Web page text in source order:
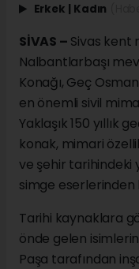
Erkek | Kadın
SİVAS – Sivas kent
Nalbantlarbaşı
Konağı, Geç
en önemli sivil
Yaklaşık 150 yıllık
konak, mimari
ve şehir tarihindeki
simge eserlerinden
Tarihi kaynaklara
önde gelen
Paşa tarafından